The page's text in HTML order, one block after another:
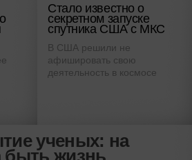
Стало известно о
секретном запуске
спутника США с МКС
В США решили не
афишировать свою
деятельность в космосе
ученых: на
быть жизнь